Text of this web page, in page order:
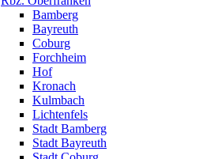
Bamberg
Bayreuth
Coburg
Forchheim
Hof
Kronach
Kulmbach
Lichtenfels
Stadt Bamberg
Stadt Bayreuth